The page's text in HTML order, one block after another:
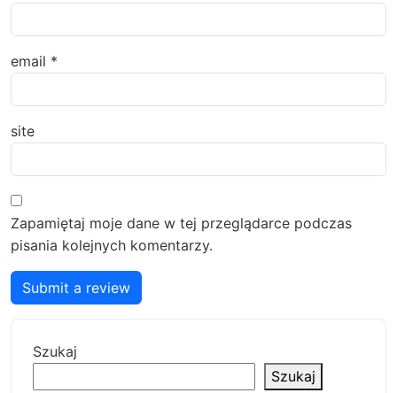
email *
site
Zapamiętaj moje dane w tej przeglądarce podczas
pisania kolejnych komentarzy.
Submit a review
Szukaj
Szukaj